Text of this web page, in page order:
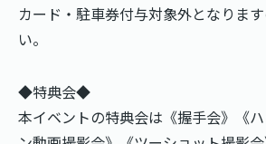
カード・駐車券付与対象外となりま
い。
◆特典会◆
本イベントの特典会は《握手会》《